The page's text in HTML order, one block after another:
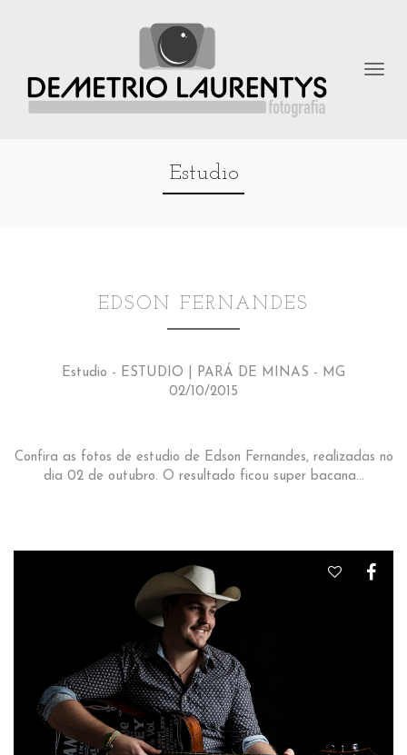
Estudio
EDSON FERNANDES
Estudio - ESTUDIO | PARÁ DE MINAS - MG
02/10/2015
Confira as fotos de estudio de Edson Fernandes, realizadas no
dia 02 de outubro. O resultado ficou super bacana...